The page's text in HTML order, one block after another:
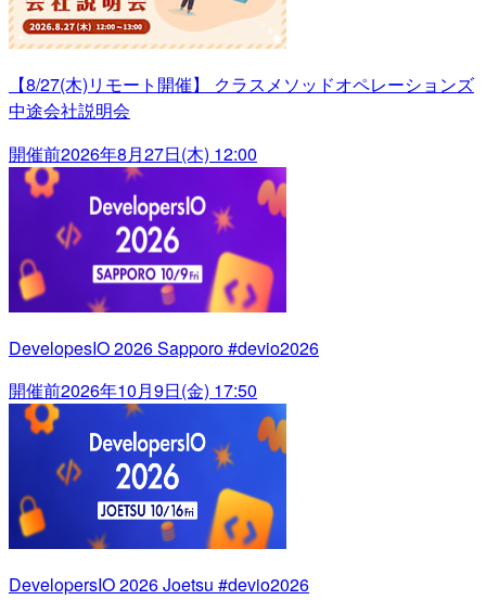
【8/27(木)リモート開催】 クラスメソッドオペレーションズ
中途会社説明会
開催前2026年8月27日(木) 12:00
DevelopesIO 2026 Sapporo #devio2026
開催前2026年10月9日(金) 17:50
DevelopersIO 2026 Joetsu #devio2026